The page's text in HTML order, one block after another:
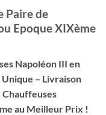
Paire de
Epoque XIXème
Napoléon III en
– Livraison
Chauffeuses
au Meilleur Prix !